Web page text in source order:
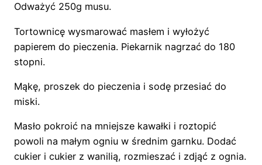
Odważyć 250g musu.
Tortownicę wysmarować masłem i wyłożyć
papierem do pieczenia. Piekarnik nagrzać do 180
stopni.
Mąkę, proszek do pieczenia i sodę przesiać do
miski.
Masło pokroić na mniejsze kawałki i roztopić
powoli na małym ogniu w średnim garnku. Dodać
cukier i cukier z wanilią, rozmieszać i zdjąć z ognia.